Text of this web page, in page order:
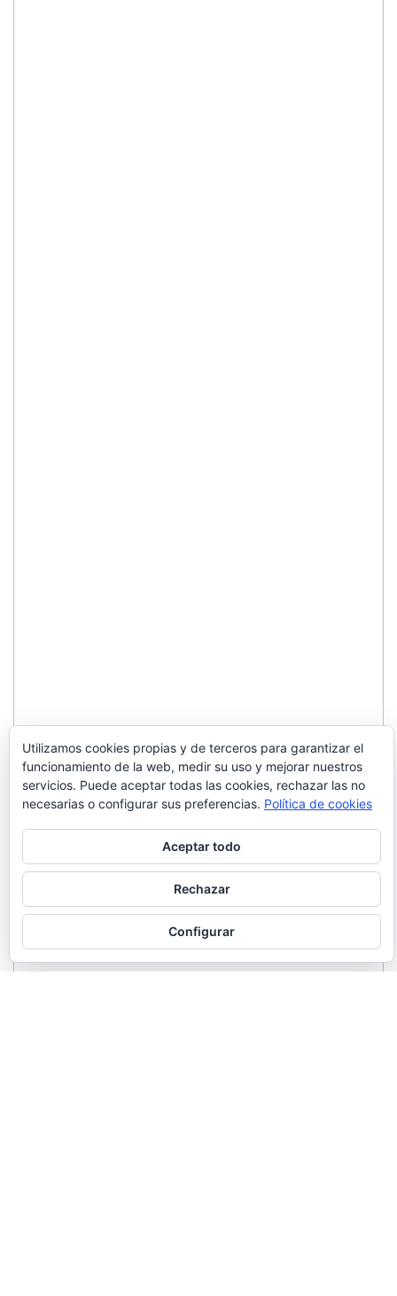
Utilizamos cookies propias y de terceros para garantizar el
funcionamiento de la web, medir su uso y mejorar nuestros
servicios. Puede aceptar todas las cookies, rechazar las no
necesarias o configurar sus preferencias. Política de cookies
Aceptar todo
Rechazar
Configurar